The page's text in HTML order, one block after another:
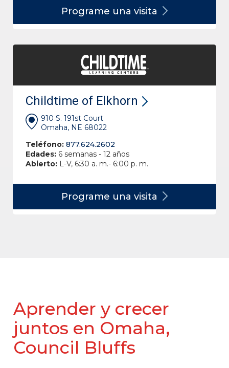
Programe una visita
Childtime of Elkhorn
910 S. 191st Court
Omaha, NE 68022
Teléfono: 877.624.2602
Edades: 6 semanas - 12 años
Abierto: L-V, 6:30 a. m.- 6:00 p. m.
Programe una visita
Aprender y crecer
juntos en Omaha,
Council Bluffs